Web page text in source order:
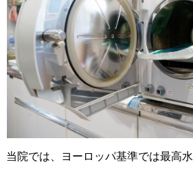
当院では、ヨーロッパ基準では最高